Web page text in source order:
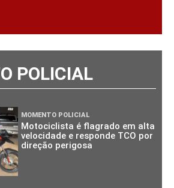
POLICIAL
MOMENTO POLICIAL
Motociclista é flagrado em alta
velocidade e responde TCO por
direção perigosa